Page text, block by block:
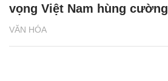
VĂN HÓA
vọng Việt Nam hùng cường